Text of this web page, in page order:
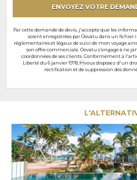
ENVOYEZ VOTRE
Par cette demande de devis, j'accepte que les
soient enregistrées par Oovatu dans un fichier
réglementaires et légaux de suivi de mon voyage
son offre commerciale. Oovatu s'engage à ne
coordonnées de ses clients. Conformément à
Liberté du 6 janvier 1978, vous disposez d'un
rectification et de suppression des